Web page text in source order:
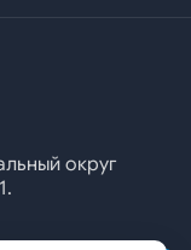
округ